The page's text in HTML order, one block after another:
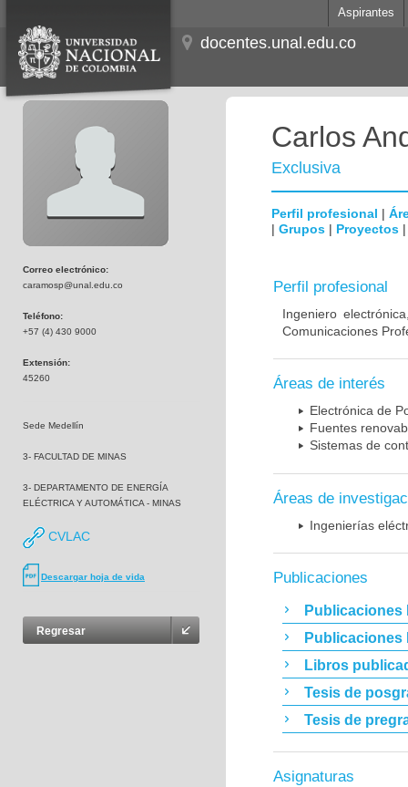
Aspirantes
docentes.unal.edu.co
Correo electrónico:
caramosp@unal.edu.co
Teléfono:
+57 (4) 430 9000
Extensión:
45260
Sede Medellín
3- FACULTAD DE MINAS
3- DEPARTAMENTO DE ENERGÍA
ELÉCTRICA Y AUTOMÁTICA - MINAS
CVLAC
Descargar hoja de vida
Regresar
Carlos
Exclusiva
Perfil profesional |
| Grupos | Proyectos
Perfil profesional
Ingeniero
Comunicaciones
Áreas de interés
Electrónica de
Fuentes
Sistemas de
Áreas de
Ingenierías
Publicaciones
Publicaciones
Publicaciones
Libros
Tesis de
Tesis de
Asignaturas